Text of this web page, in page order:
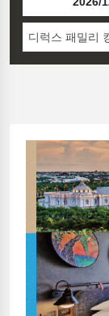
디럭스 패밀리